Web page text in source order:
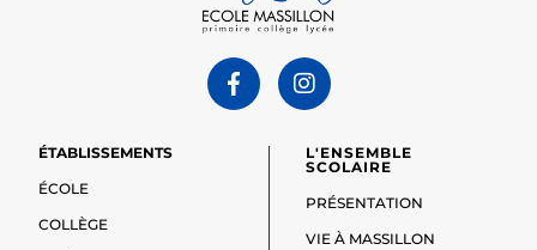
ÉTABLISSEMENTS
ÉCOLE
COLLÈGE
L'ENSEMBLE
SCOLAIRE
PRÉSENTATION
VIE À MASSILLON